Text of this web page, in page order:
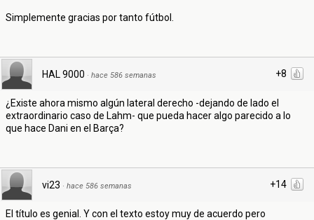
Simplemente gracias por tanto fútbol.
+8
HAL 9000 · hace 586 semanas
¿Existe ahora mismo algún lateral derecho -dejando de lado el
extraordinario caso de Lahm- que pueda hacer algo parecido a lo
que hace Dani en el Barça?
+14
vi23 · hace 586 semanas
El título es genial. Y con el texto estoy muy de acuerdo pero